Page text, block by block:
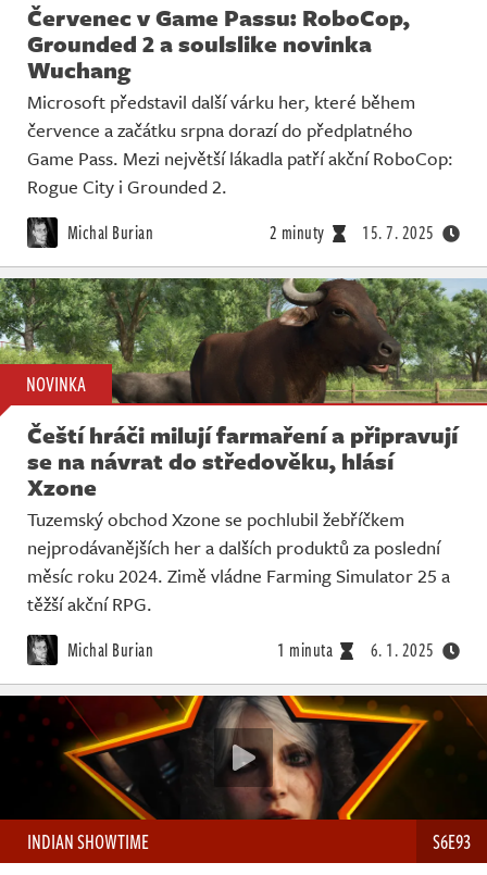
Červenec v Game Passu: RoboCop,
Grounded 2 a soulslike novinka
Wuchang
Microsoft představil další várku her, které během
července a začátku srpna dorazí do předplatného
Game Pass. Mezi největší lákadla patří akční RoboCop:
Rogue City i Grounded 2.
Michal Burian 2 minuty 15. 7. 2025
NOVINKA
Čeští hráči milují farmaření a připravují
se na návrat do středověku, hlásí
Xzone
Tuzemský obchod Xzone se pochlubil žebříčkem
nejprodávanějších her a dalších produktů za poslední
měsíc roku 2024. Zimě vládne Farming Simulator 25 a
těžší akční RPG.
Michal Burian 1 minuta 6. 1. 2025
INDIAN SHOWTIME S6E93